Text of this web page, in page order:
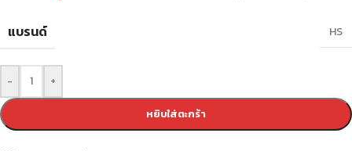
แบรนด์ HS
- +
หยิบใส่ตะกร้า